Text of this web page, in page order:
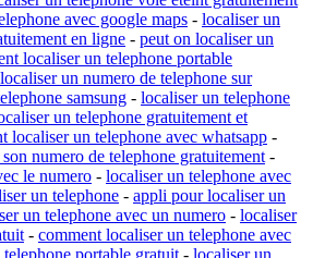
avec google maps - localiser un
en ligne - peut on localiser un
localiser un telephone portable
un numero de telephone sur
samsung - localiser un telephone
un telephone gratuitement et
localiser un telephone avec whatsapp -
numero de telephone gratuitement-
le numero - localiser un telephone avec
un telephone - appli pour localiser un
un telephone avec un numero - localiser
- comment localiser un telephone avec